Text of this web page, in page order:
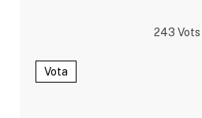
243 Vots
Vota